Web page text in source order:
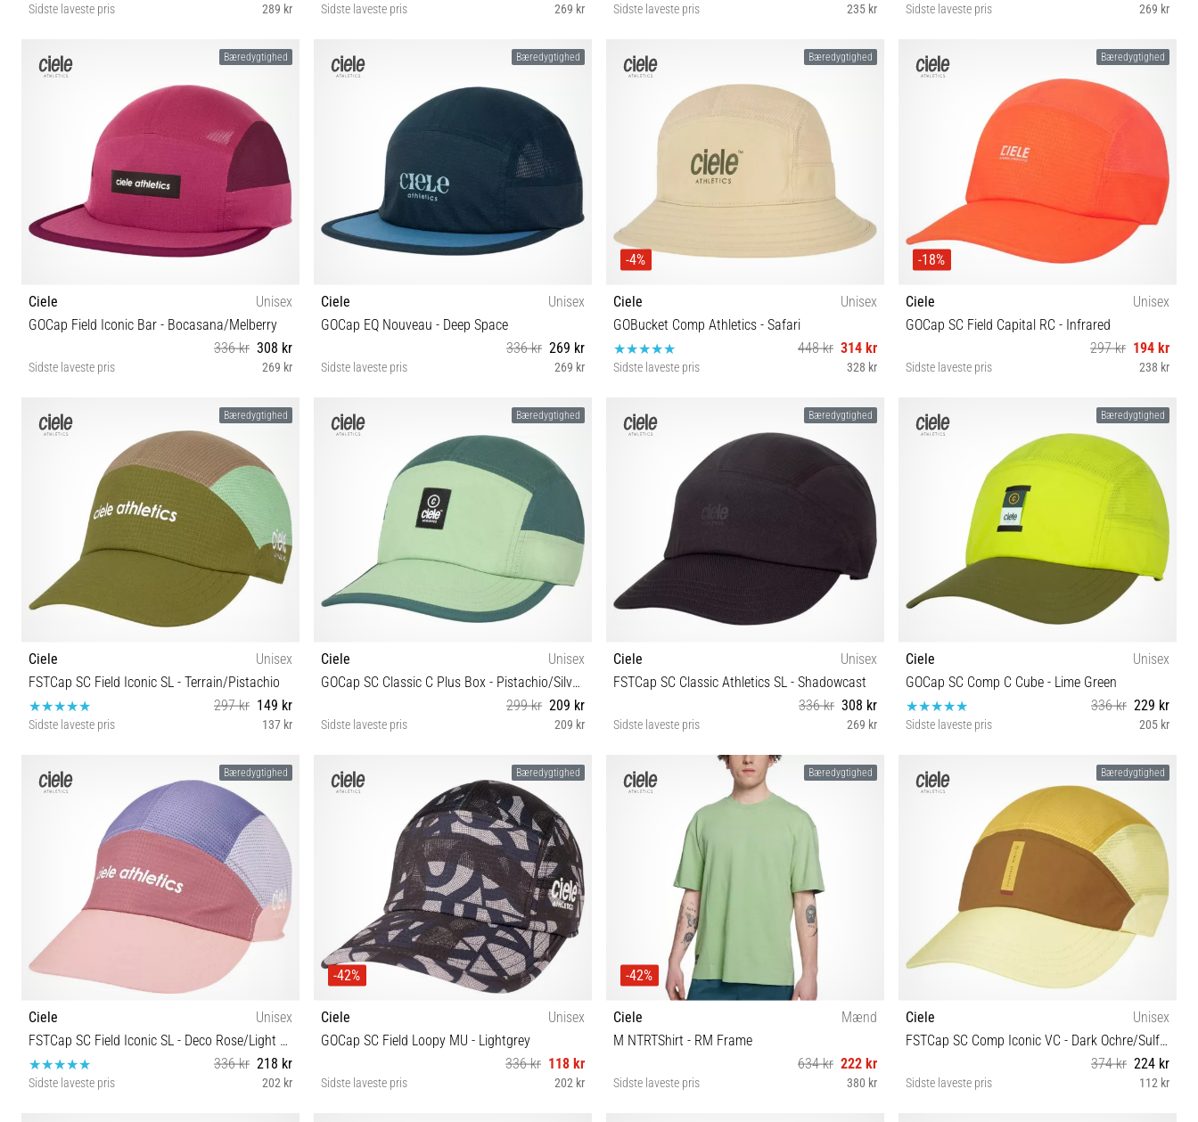
Sidste laveste pris 289 kr Sidste laveste pris 269 kr Sidste laveste pris 235 kr Sidste laveste pris 269 kr
Bæredygtighed
Ciele
Unisex
GOCap Field Iconic Bar - Bocasana/Melberry
336 kr 308 kr
Sidste laveste pris 269 kr
Bæredygtighed
Ciele
Unisex
GOCap EQ Nouveau - Deep Space
336 kr 269 kr
Sidste laveste pris 269 kr
Bæredygtighed
-4%
Ciele
Unisex
GOBucket Comp Athletics - Safari
448 kr 314 kr
Sidste laveste pris 328 kr
Bæredygtighed
-18%
Ciele
Unisex
GOCap SC Field Capital RC - Infrared
297 kr 194 kr
Sidste laveste pris 238 kr
Bæredygtighed
Ciele
Unisex
FSTCap SC Field Iconic SL - Terrain/Pistachio
297 kr 149 kr
Sidste laveste pris 137 kr
Bæredygtighed
Ciele
Unisex
GOCap SC Classic C Plus Box - Pistachio/Silver Pine
299 kr 209 kr
Sidste laveste pris 209 kr
Bæredygtighed
Ciele
Unisex
FSTCap SC Classic Athletics SL - Shadowcast
336 kr 308 kr
Sidste laveste pris 269 kr
S/M
Bæredygtighed
Ciele
Unisex
GOCap SC Comp C Cube - Lime Green
336 kr 229 kr
Sidste laveste pris 205 kr
Bæredygtighed
Ciele
Unisex
FSTCap SC Field Iconic SL - Deco Rose/Light Grape
336 kr 218 kr
Sidste laveste pris 202 kr
Bæredygtighed
-42%
Ciele
Unisex
GOCap SC Field Loopy MU - Lightgrey
336 kr 118 kr
Sidste laveste pris 202 kr
Bæredygtighed
-42%
Ciele
Mænd
M NTRTShirt - RM Frame
634 kr 222 kr
Sidste laveste pris 380 kr
Bæredygtighed
Ciele
Unisex
FSTCap SC Comp Iconic VC - Dark Ochre/Sulfur
374 kr 224 kr
Sidste laveste pris 112 kr